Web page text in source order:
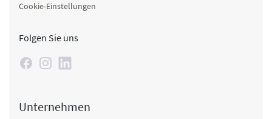
Cookie-Einstellungen
Folgen Sie uns
Unternehmen